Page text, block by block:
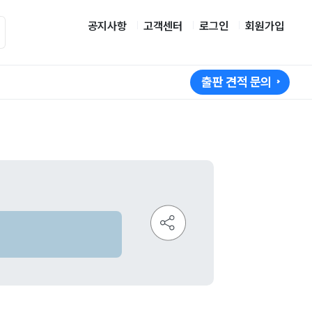
공지사항 고객센터 로그인 회원가입
출판 견적 문의